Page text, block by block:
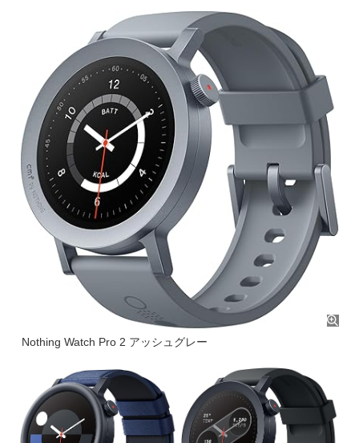
Nothing Watch Pro 2 アッシュグレー